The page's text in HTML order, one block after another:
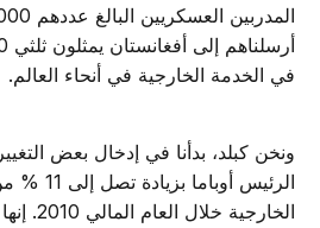
في الخدمة الخارجية في أنحاء العالم.
ونخن كبلد، بدأنا في إدخال بعض
الرئيس
الخارجية